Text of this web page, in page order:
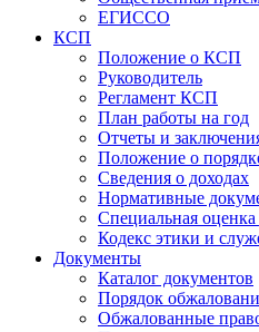
ЕГИССО
КСП
Положение о КСП
Руководитель
Регламент КСП
План работы на год
Отчеты и
Положение о
Сведения о доходах
Нормативные
Специальная оценка
Кодекс этики и
Документы
Каталог документов
Порядок
Обжалованные